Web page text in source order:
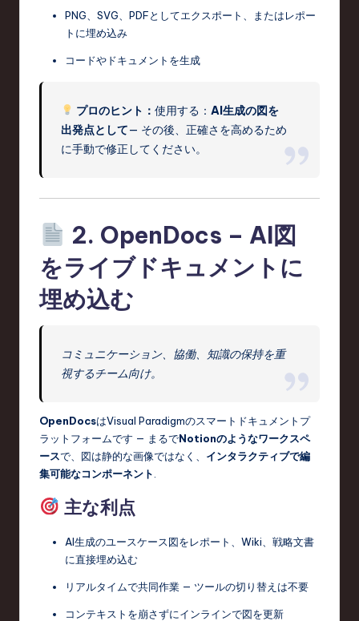
PNG、SVG、PDFとしてエクスポート、またはレポー
トに埋め込み
コードやドキュメントを生成
プロのヒント：使用する：AI生成の図を
出発点として— その後、正確さを高めるため
に手動で修正してください。
2. OpenDocs – AI図
をライブドキュメントに
埋め込む
コミュニケーション、協働、知識の保持を重
視するチーム向け。
OpenDocsはVisual Paradigmのスマートドキュメントプ
ラットフォームです — まるでNotionのようなワークスペ
ースで、図は静的な画像ではなく、 インタラクティブで編
集可能なコンポーネント
主な利点
AI生成のユースケース図をレポート、Wiki、戦略文書
に直接埋め込む
リアルタイムで共同作業 — ツールの切り替えは不要
コンテキストを崩さずにインラインで図を更新